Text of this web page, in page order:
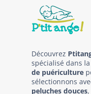
Découvrez
spécialisé dans la
de puériculture
sélectionnons
peluches douces,